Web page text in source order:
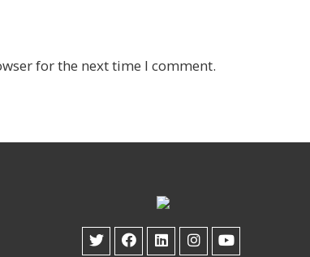
for the next time I comment.